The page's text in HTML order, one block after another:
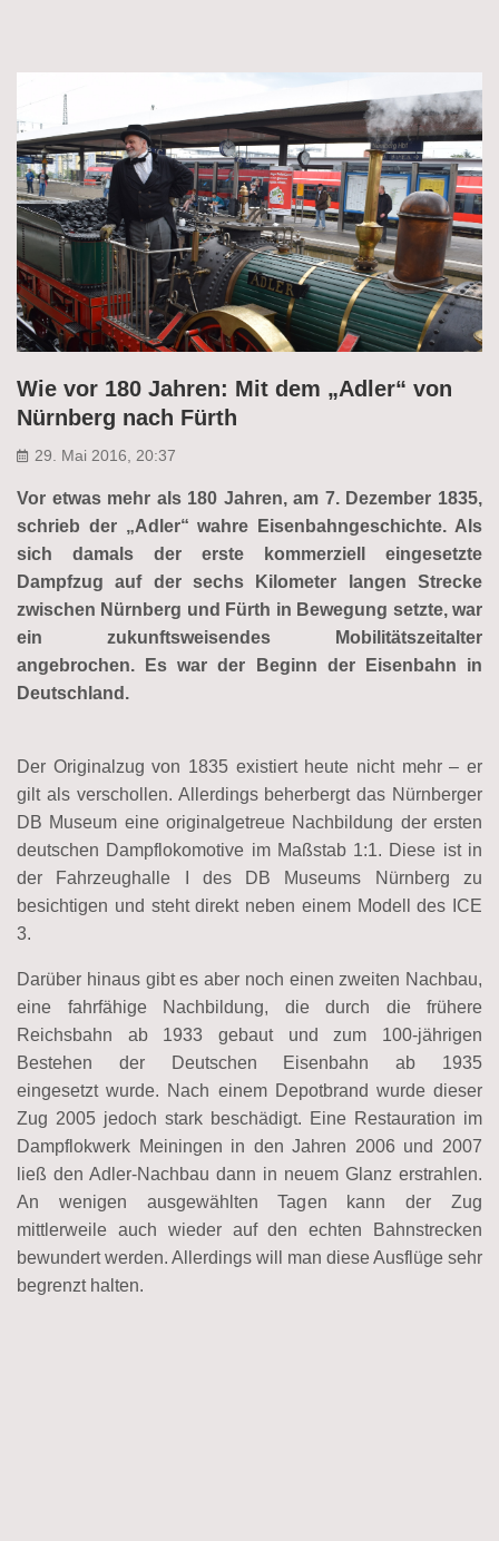
Wie vor 180 Jahren: Mit dem „Adler“ von
Nürnberg nach Fürth
29. Mai 2016, 20:37
Vor etwas mehr als 180 Jahren, am 7. Dezember 1835,
schrieb der „Adler“ wahre Eisenbahngeschichte. Als
sich damals der erste kommerziell eingesetzte
Dampfzug auf der sechs Kilometer langen Strecke
zwischen Nürnberg und Fürth in Bewegung setzte, war
ein zukunftsweisendes Mobilitätszeitalter
angebrochen. Es war der Beginn der Eisenbahn in
Deutschland.
Der Originalzug von 1835 existiert heute nicht mehr – er
gilt als verschollen. Allerdings beherbergt das Nürnberger
DB Museum eine originalgetreue Nachbildung der ersten
deutschen Dampflokomotive im Maßstab 1:1. Diese ist in
der Fahrzeughalle I des DB Museums Nürnberg zu
besichtigen und steht direkt neben einem Modell des ICE
3.
Darüber hinaus gibt es aber noch einen zweiten Nachbau,
eine fahrfähige Nachbildung, die durch die frühere
Reichsbahn ab 1933 gebaut und zum 100-jährigen
Bestehen der Deutschen Eisenbahn ab 1935
eingesetzt wurde. Nach einem Depotbrand wurde dieser
Zug 2005 jedoch stark beschädigt. Eine Restauration im
Dampflokwerk Meiningen in den Jahren 2006 und 2007
ließ den Adler-Nachbau dann in neuem Glanz erstrahlen.
An wenigen ausgewählten Tagen kann der Zug
mittlerweile auch wieder auf den echten Bahnstrecken
bewundert werden. Allerdings will man diese Ausflüge sehr
begrenzt halten.